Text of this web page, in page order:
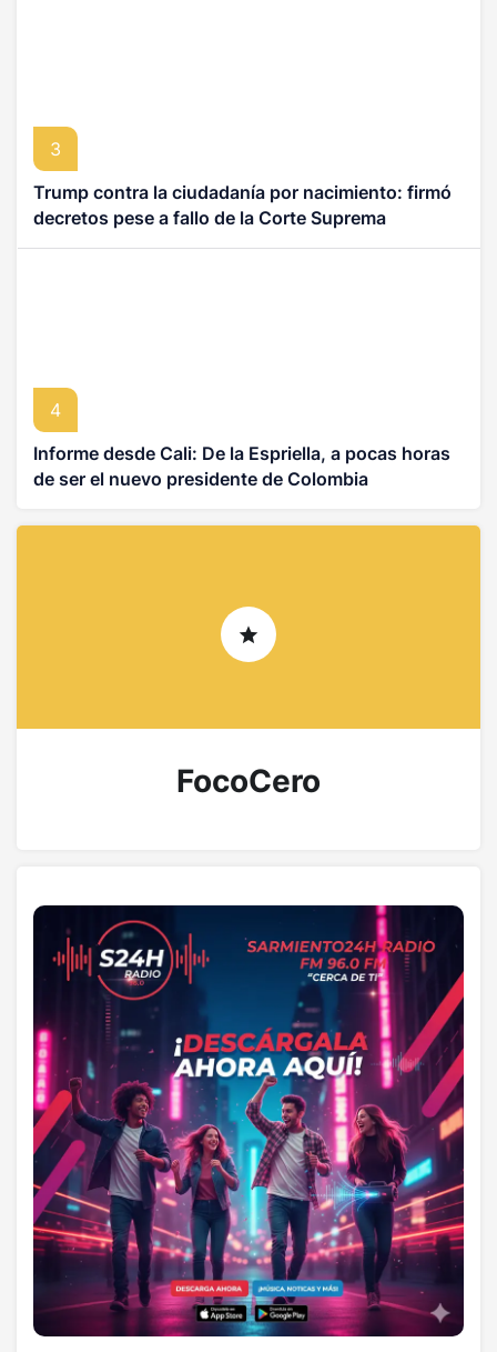
3
Trump contra la ciudadanía por nacimiento: firmó
decretos pese a fallo de la Corte Suprema
4
Informe desde Cali: De la Espriella, a pocas horas
de ser el nuevo presidente de Colombia
FocoCero